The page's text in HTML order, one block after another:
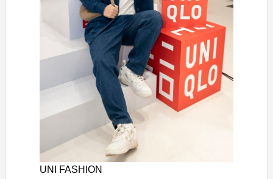
UNI FASHION